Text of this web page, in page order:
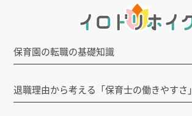
保育園の転職の基礎知識
退職理由から考える「保育士の働きやすさ」